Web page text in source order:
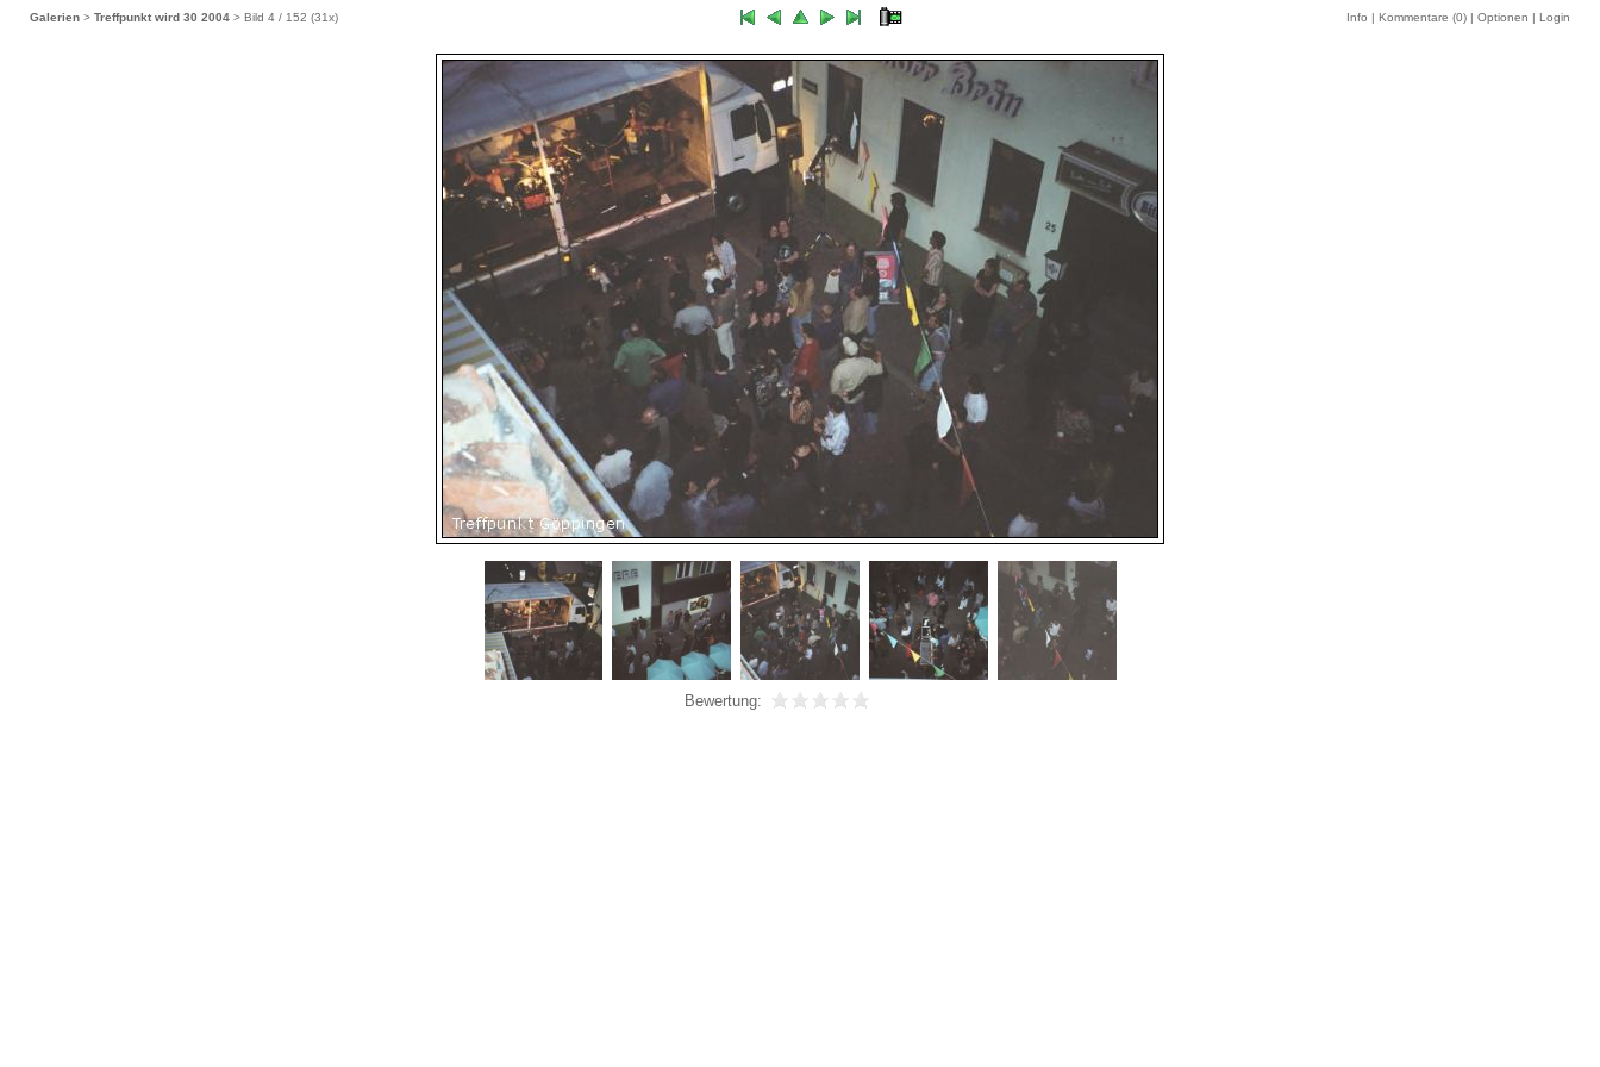
Galerien > Treffpunkt wird 30 2004 > Bild 4 / 152 (31x) Info | Kommentare (0) | Optionen | Login
Bewertung: